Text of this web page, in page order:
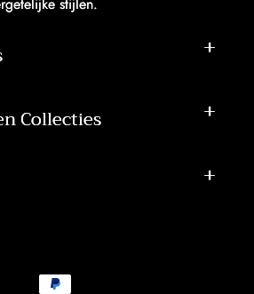
Collecties
Betaalmethoden